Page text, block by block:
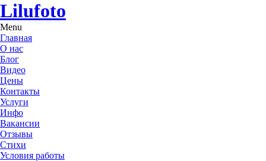
Lilufoto
Menu
Главная
О нас
Блог
Видео
Цены
Контакты
Услуги
Инфо
Вакансии
Отзывы
Стихи
Условия работы